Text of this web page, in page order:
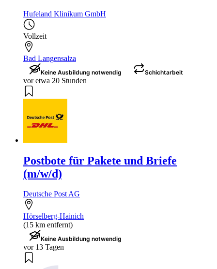
Hufeland Klinikum GmbH
Vollzeit
Bad Langensalza
Keine Ausbildung notwendig Schichtarbeit
vor etwa 20 Stunden
Postbote für Pakete und Briefe
(m/w/d)
Deutsche Post AG
Hörselberg-Hainich
(15 km entfernt)
Keine Ausbildung notwendig
vor 13 Tagen